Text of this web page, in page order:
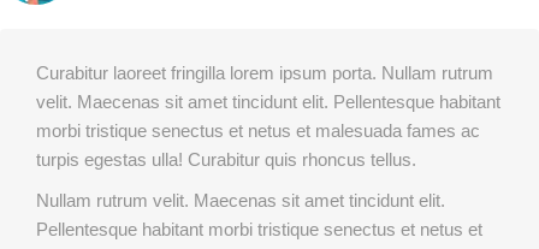
Curabitur laoreet fringilla lorem ipsum porta. Nullam rutrum
velit. Maecenas sit amet tincidunt elit. Pellentesque habitant
morbi tristique senectus et netus et malesuada fames ac
turpis egestas ulla! Curabitur quis rhoncus tellus.
Nullam rutrum velit. Maecenas sit amet tincidunt elit.
Pellentesque habitant morbi tristique senectus et netus et